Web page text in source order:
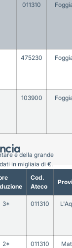
011310
475230
103900
Cod.
Ateco
3* 011310
2* 011310
e della grande
in migliaia di €.